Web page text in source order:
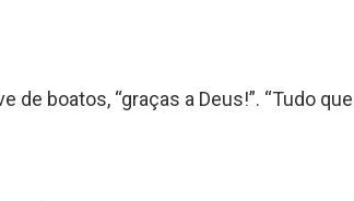
de boatos, “graças a Deus!”. “Tudo que